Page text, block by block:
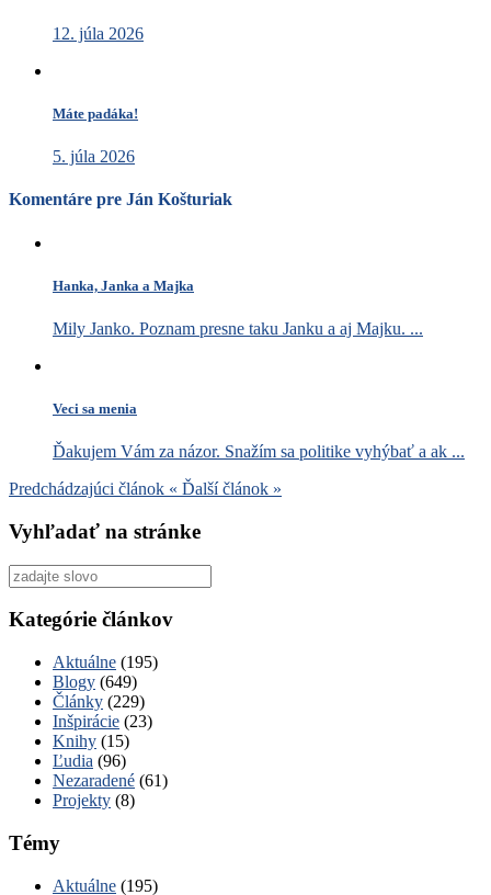
12. júla 2026
Máte padáka!
5. júla 2026
Komentáre pre Ján Košturiak
Hanka, Janka a Majka
Mily Janko. Poznam presne taku Janku a aj Majku. ...
Veci sa menia
Ďakujem Vám za názor. Snažím sa politike vyhýbať a ak ...
Predchádzajúci článok « Ďalší článok »
Vyhľadať na stránke
Vyhľadať
pre:
Kategórie článkov
Aktuálne (195)
Blogy (649)
Články (229)
Inšpirácie (23)
Knihy (15)
Ľudia (96)
Nezaradené (61)
Projekty (8)
Témy
Aktuálne (195)